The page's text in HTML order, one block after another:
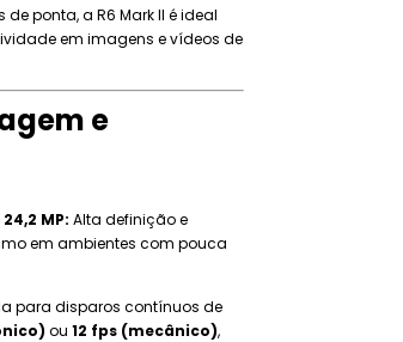
ponta, a R6 Mark II é ideal
em imagens e vídeos de
e
MP: Alta definição e
em ambientes com pouca
para disparos contínuos de
ou 12 fps (mecânico),